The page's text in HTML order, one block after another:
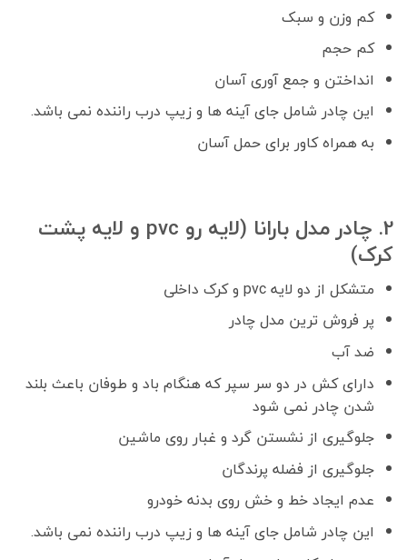
کم وزن و سبک
کم حجم
انداختن و جمع آوری آسان
این چادر شامل جای آینه ها و زیپ درب راننده نمی باشد.
به همراه کاور برای حمل آسان
2. چادر مدل بارانا (لایه رو pvc و لایه پشت
کرک)
متشکل از دو لایه pvc و کرک داخلی
پر فروش ترین مدل چادر
ضد آب
دارای کش در دو سر سپر که هنگام باد و طوفان باعث بلند
شدن چادر نمی شود
جلوگیری از نشستن گرد و غبار روی ماشین
جلوگیری از فضله پرندگان
عدم ایجاد خط و خش روی بدنه خودرو
این چادر شامل جای آینه ها و زیپ درب راننده نمی باشد.